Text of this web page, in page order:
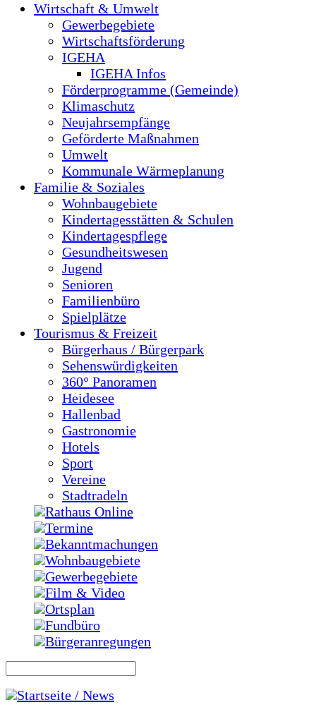
Wirtschaft & Umwelt
Gewerbegebiete
Wirtschaftsförderung
IGEHA
IGEHA Infos
Förderprogramme (Gemeinde)
Klimaschutz
Neujahrsempfänge
Geförderte Maßnahmen
Umwelt
Kommunale Wärmeplanung
Familie & Soziales
Wohnbaugebiete
Kindertagesstätten & Schulen
Kindertagespflege
Gesundheitswesen
Jugend
Senioren
Familienbüro
Spielplätze
Tourismus & Freizeit
Bürgerhaus / Bürgerpark
Sehenswürdigkeiten
360° Panoramen
Heidesee
Hallenbad
Gastronomie
Hotels
Sport
Vereine
Stadtradeln
Rathaus Online
Termine
Bekanntmachungen
Wohnbaugebiete
Gewerbegebiete
Film & Video
Ortsplan
Fundbüro
Bürgeranregungen
Startseite / News